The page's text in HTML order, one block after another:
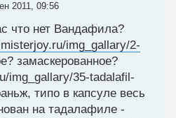
2011, 09:56
что нет Вандафила?
img_gallary/2-
замаскерованное?
img_gallary/35-tadalafil-
типо в капсуле весь
на тадалафиле -